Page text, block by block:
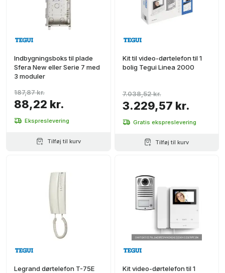
Indbygningsboks til plade
Sfera New eller Serie 7 med
3 moduler
88,22 kr.
187,87 kr.
Ekspreslevering
Tilføj til kurv
Kit til video-dørtelefon til 1
bolig Tegui Linea 2000
3.229,57 kr.
7.038,52 kr.
Gratis ekspreslevering
Tilføj til kurv
Legrand dørtelefon T-75E
Kit video-dørtelefon til 1